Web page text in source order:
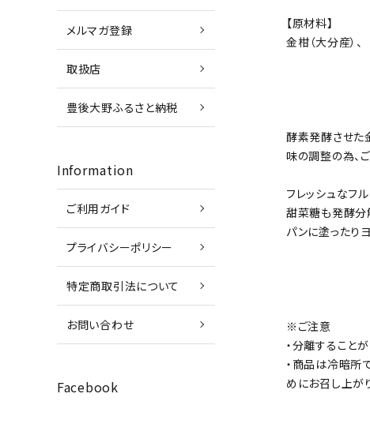
【原材料】
金柑（大分産）
酵素発酵させた
味の調整の為、
フレッシュなフ
甜菜糖も発酵分
パンに塗ったり
※ご注意
・分離すること
・商品は冷暗所
めにお召し上が
メルマガ登録
取扱店
豊後大野ふるさと納税
Information
ご利用ガイド
プライバシーポリシー
特定商取引法について
お問い合わせ
Facebook